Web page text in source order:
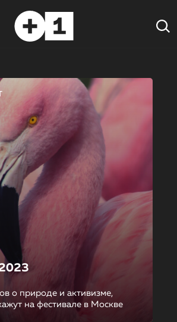
2023
о природе и активизме,
на фестивале в Москве